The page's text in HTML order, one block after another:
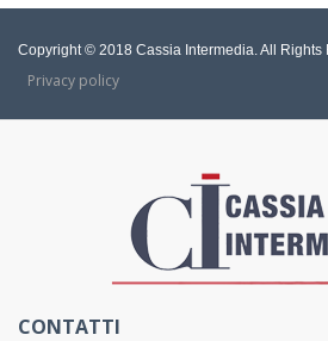
Copyright © 2018 Cassia Intermedia. All Rights
Privacy policy
CONTATTI